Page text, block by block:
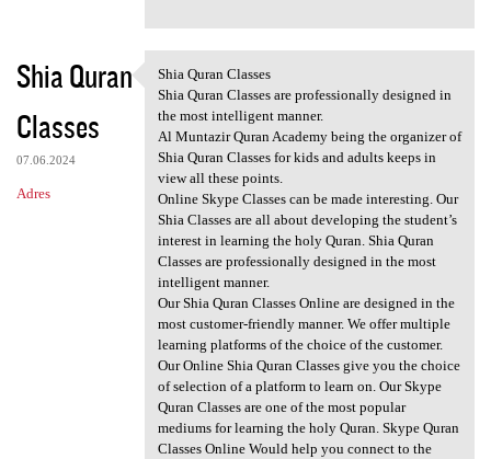
Shia Quran
Classes
07.06.2024
Adres
Shia Quran Classes
Shia Quran Classes
Shia Quran Classes are professionally designed in
the most intelligent manner.
Al Muntazir Quran Academy being the organizer of
Shia Quran Classes for kids and adults keeps in
view all these points.
Online Skype Classes can be made interesting. Our
Shia Classes are all about developing the student’s
interest in learning the holy Quran. Shia Quran
Classes are professionally designed in the most
intelligent manner.
Our Shia Quran Classes Online are designed in the
most customer-friendly manner. We offer multiple
learning platforms of the choice of the customer.
Our Online Shia Quran Classes give you the choice
of selection of a platform to learn on. Our Skype
Quran Classes are one of the most popular
mediums for learning the holy Quran. Skype Quran
Classes Online Would help you connect to the